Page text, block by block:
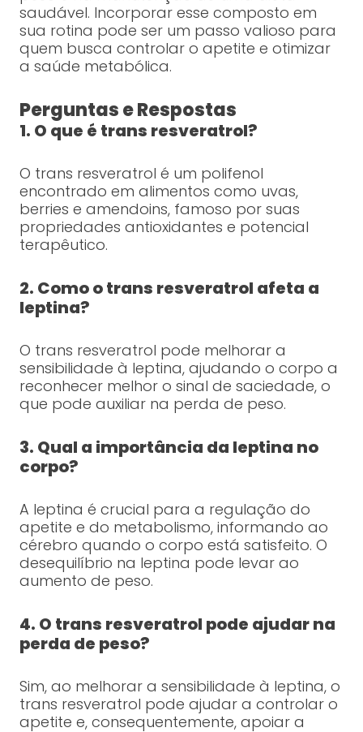
saudável. Incorporar esse composto em
sua rotina pode ser um passo valioso para
quem busca controlar o apetite e otimizar
a saúde metabólica.
Perguntas e Respostas
1. O que é trans resveratrol?
O trans resveratrol é um polifenol
encontrado em alimentos como uvas,
berries e amendoins, famoso por suas
propriedades antioxidantes e potencial
terapêutico.
2. Como o trans resveratrol afeta a
leptina?
O trans resveratrol pode melhorar a
sensibilidade à leptina, ajudando o corpo a
reconhecer melhor o sinal de saciedade, o
que pode auxiliar na perda de peso.
3. Qual a importância da leptina no
corpo?
A leptina é crucial para a regulação do
apetite e do metabolismo, informando ao
cérebro quando o corpo está satisfeito. O
desequilíbrio na leptina pode levar ao
aumento de peso.
4. O trans resveratrol pode ajudar na
perda de peso?
Sim, ao melhorar a sensibilidade à leptina, o
trans resveratrol pode ajudar a controlar o
apetite e, consequentemente, apoiar a